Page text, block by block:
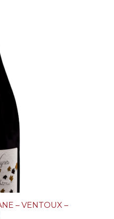
– VENTOUX –